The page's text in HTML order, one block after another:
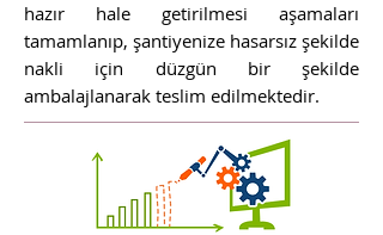
hazır hale getirilmesi aşamaları
tamamlanıp, şantiyenize hasarsız şekilde
nakli için düzgün bir şekilde
ambalajlanarak teslim edilmektedir.